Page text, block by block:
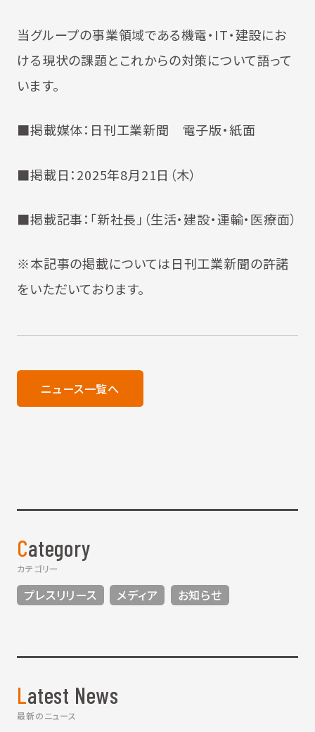
当グループの事業領域である機電・IT・建設にお
ける現状の課題とこれからの対策について語って
います。
■掲載媒体：日刊工業新聞 電子版・紙面
■掲載日：2025年8月21日（木）
■掲載記事：「新社長」（生活・建設・運輸・医療面）
※本記事の掲載については日刊工業新聞の許諾
をいただいております。
ニュース一覧へ
Category
カテゴリー
プレスリリース メディア お知らせ
Latest News
最新のニュース